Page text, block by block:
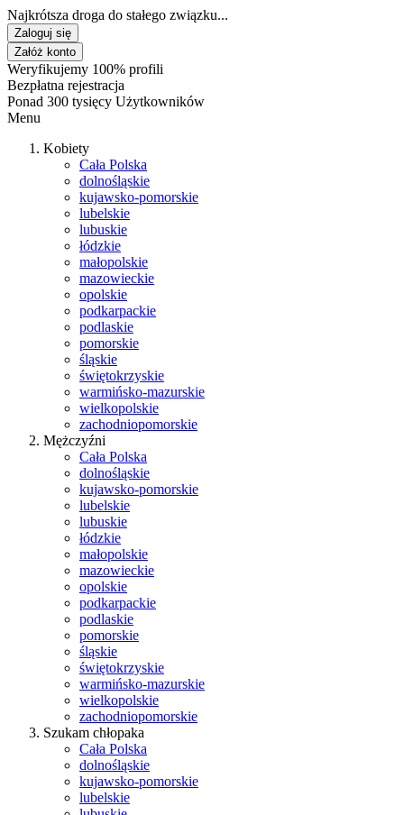
Najkrótsza droga do stałego związku...
Zaloguj się
Załóż konto
Weryfikujemy 100% profili
Bezpłatna rejestracja
Ponad 300 tysięcy Użytkowników
Menu
Kobiety
Cała Polska
dolnośląskie
kujawsko-pomorskie
lubelskie
lubuskie
łódzkie
małopolskie
mazowieckie
opolskie
podkarpackie
podlaskie
pomorskie
śląskie
świętokrzyskie
warmińsko-mazurskie
wielkopolskie
zachodniopomorskie
Mężczyźni
Cała Polska
dolnośląskie
kujawsko-pomorskie
lubelskie
lubuskie
łódzkie
małopolskie
mazowieckie
opolskie
podkarpackie
podlaskie
pomorskie
śląskie
świętokrzyskie
warmińsko-mazurskie
wielkopolskie
zachodniopomorskie
Szukam chłopaka
Cała Polska
dolnośląskie
kujawsko-pomorskie
lubelskie